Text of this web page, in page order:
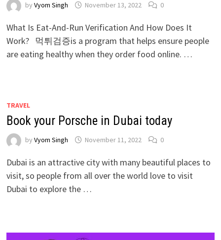
by Vyom Singh November 13, 2022 0
What Is Eat-And-Run Verification And How Does It
Work? 먹튀검증is a program that helps ensure people
are eating healthy when they order food online. …
TRAVEL
Book your Porsche in Dubai today
by Vyom Singh November 11, 2022 0
Dubai is an attractive city with many beautiful places to
visit, so people from all over the world love to visit
Dubai to explore the …